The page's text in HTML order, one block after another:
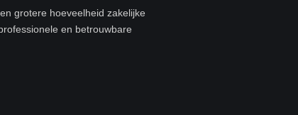
grotere hoeveelheid zakelijke
en betrouwbare